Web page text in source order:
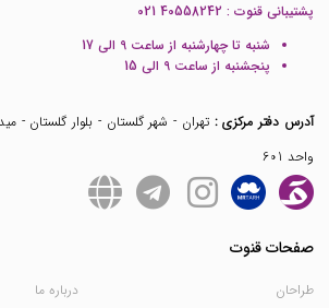
پشتیبانی قنوت : 021 40558242
شنبه تا چهارشنبه از ساعت 9 الی 17
پنجشنبه از ساعت 9 الی 15
آدرس دفتر مرکزی :
واحد 601
صفحات قنوت
طراحان
درباره ما